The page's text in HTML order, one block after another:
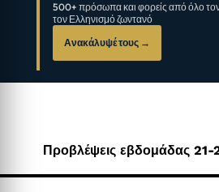
500+ πρόσωπα και φορείς από όλο
τον Ελληνισμό ζωντανό
Ανακάλυψέ τους →
Προβλέψεις εβδομάδας